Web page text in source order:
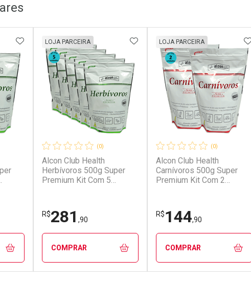
ADICIONAR AOS FAVORITOS
(0)
Alcon Club Health
Herbívoros 500g Super
Premium Kit Com 5
LOJA PARCEIRA
R$281 ,90
ADICIONAR AOS FAVORITOS
COMPRAR
(0)
Alcon Club Health
Carnívoros 500g Super
Premium Kit Com 2
LOJA PARCEIRA
R$144,90
COMPRAR